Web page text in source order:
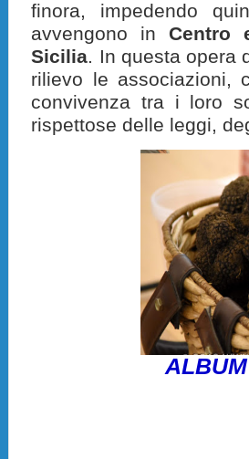
finora, impedendo
avvengono in Centro
Sicilia. In questa opera
rilievo le associazioni,
convivenza tra i loro
rispettose delle leggi,